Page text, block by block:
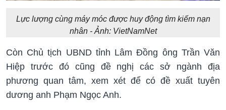
Lực lượng cùng máy móc được huy động tìm kiếm nạn
nhân - Ảnh: VietNamNet
Còn Chủ tịch UBND tỉnh Lâm Đồng ông Trần Văn
Hiệp trước đó cũng đề nghị các sở ngành địa
phương quan tâm, xem xét để có đề xuất tuyên
dương anh Phạm Ngọc Anh.